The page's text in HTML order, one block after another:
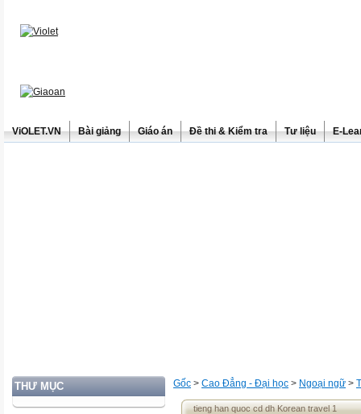
ViOLET.VN Bài giảng Giáo án Đề thi & Kiểm tra Tư liệu E-
THƯ MỤC Gốc > Cao Đẳng - Đại học > Ngoại ngữ >
tieng han quoc cd dh Korean travel 1